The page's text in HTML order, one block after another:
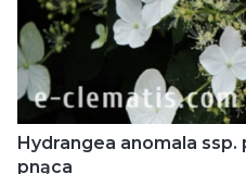
Hydrangea anomala
pnąca